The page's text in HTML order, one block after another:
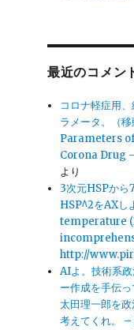
最近のコメン
コロナ軽症用
ラメータ。（
Parameters
Corona Drug
より
3次元HSPから
HSP^2をAXし
temperature
http://
AIよ。技術系
ー作成を手伝っ
太田理一郎を
考えてくれ。